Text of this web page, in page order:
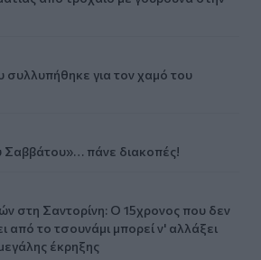
για τον χαμό του
Σαββάτου»… πάνε διακοπές!
στη Σαντορίνη: Ο 15χρονος που δεν
από το τσουνάμι μπορεί ν' αλλάξει
έκρηξης